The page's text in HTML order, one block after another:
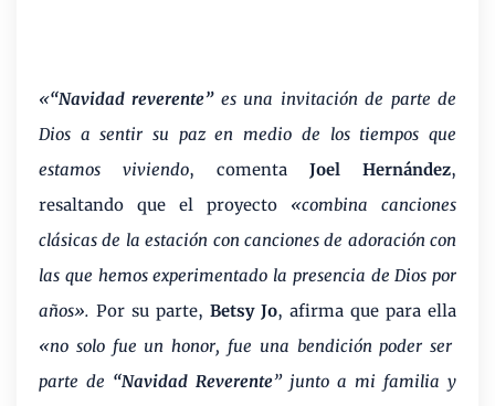
«“Navidad reverente” es una invitación de parte de
Dios a sentir su paz en medio de los tiempos que
estamos viviendo, comenta Joel Hernández,
resaltando que el proyecto «combina canciones
clásicas de la estación con canciones de adoración con
las que hemos experimentado la presencia de Dios por
años». Por su parte, Betsy Jo, afirma que para ella
«no solo fue un honor, fue una bendición poder ser
parte de “Navidad Reverente” junto a mi familia y